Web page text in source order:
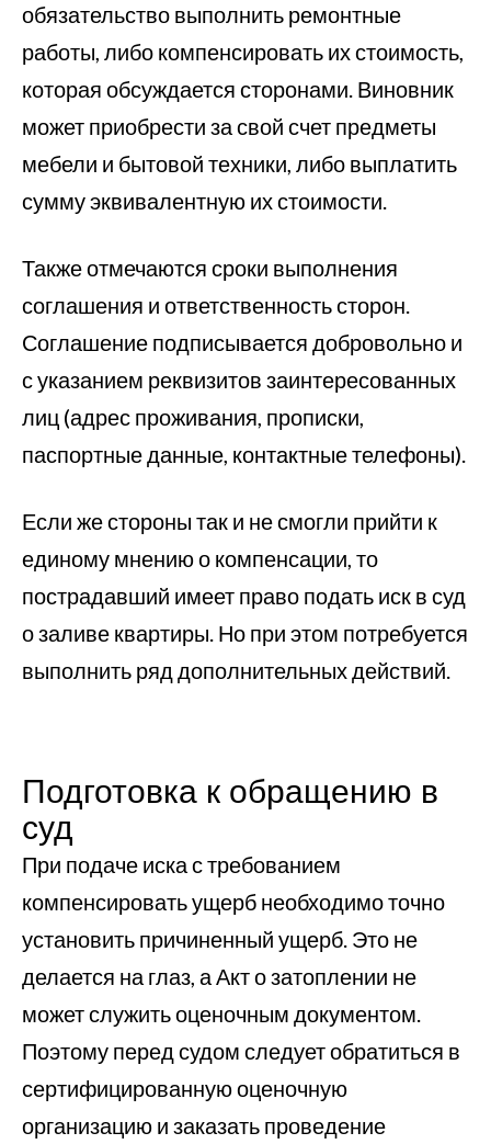
обязательство выполнить ремонтные
работы, либо компенсировать их стоимость,
которая обсуждается сторонами. Виновник
может приобрести за свой счет предметы
мебели и бытовой техники, либо выплатить
сумму эквивалентную их стоимости.
Также отмечаются сроки выполнения
соглашения и ответственность сторон.
Соглашение подписывается добровольно и
с указанием реквизитов заинтересованных
лиц (адрес проживания, прописки,
паспортные данные, контактные телефоны).
Если же стороны так и не смогли прийти к
единому мнению о компенсации, то
пострадавший имеет право подать иск в суд
о заливе квартиры. Но при этом потребуется
выполнить ряд дополнительных действий.
Подготовка к обращению в
суд
При подаче иска с требованием
компенсировать ущерб необходимо точно
установить причиненный ущерб. Это не
делается на глаз, а Акт о затоплении не
может служить оценочным документом.
Поэтому перед судом следует обратиться в
сертифицированную оценочную
организацию и заказать проведение